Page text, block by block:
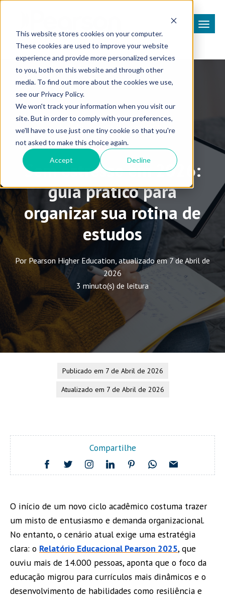
This website stores cookies on your computer.
These cookies are used to improve your website
experience and provide more personalized services
to you, both on this website and through other
media. To find out more about the cookies we use,
see our Privacy Policy.
We won't track your information when you visit our
site. But in order to comply with your preferences,
we'll have to use just one tiny cookie so that you're
not asked to make this choice again.
Accept Decline
Plataformas de Aprendizagem
Sem estresse em 2026:
guia prático para
organizar sua rotina de
estudos
Por Pearson Higher Education, atualizado em 7 de Abril de
2026
3 minuto(s) de leitura
Publicado em 7 de Abril de 2026
Atualizado em 7 de Abril de 2026
Compartilhe
O início de um novo ciclo acadêmico costuma trazer
um misto de entusiasmo e demanda organizacional.
No entanto, o cenário atual exige uma estratégia
clara: o Relatório Educacional Pearson 2025, que
ouviu mais de 14.000 pessoas, aponta que o foco da
educação migrou para currículos mais dinâmicos e o
desenvolvimento de habilidades como resiliência e